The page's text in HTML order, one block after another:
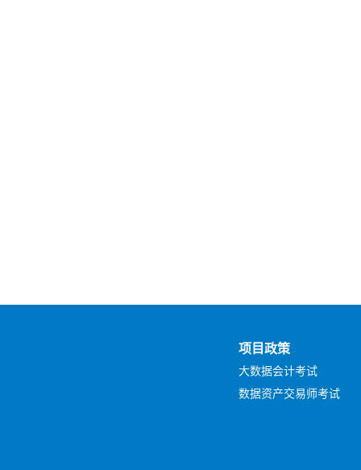
项目政策
大数据会计考试
数据资产交易师考试